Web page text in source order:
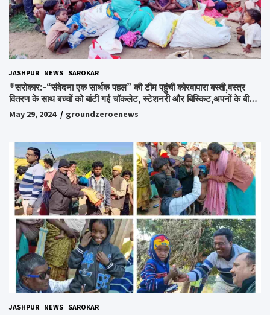
JASHPUR NEWS SAROKAR
*सरोकार:-“संवेदना एक सार्थक पहल” की टीम पहुंची कोरवापारा बस्ती,वस्त्र
वितरण के साथ बच्चों को बांटी गई चॉकलेट, स्टेशनरी और बिस्किट,अपनों के बीच
अपनों को पाकर भाव विभोर हुए लोग,संवेदना समूह के संस्थापक स्व.विश्वबंधु को
किया गया याद,समाजसेवी और समूह के लोगों ने रखी अपनी राय,कहा स्व.शर्मा के
May 29, 2024 groundzeroenews
JASHPUR NEWS SAROKAR